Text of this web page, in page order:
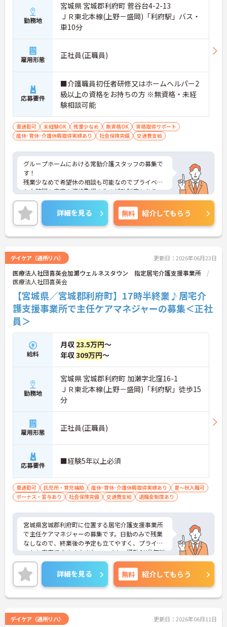
勤務地
宮城県 宮城郡利府町 菅谷台4-2-13
ＪＲ東北本線(上野－盛岡)「利府駅」バス・
車10分
雇用形態 正社員(正職員)
応募要件
■介護職員初任者研修又はホームヘルパー2
級以上の資格をお持ちの方 ※無資格・未経
験相談可能
車通勤可 未経験OK 残業少なめ 無資格OK
資格取得サポート
産休･育休･介護休暇取得実績あり
社会保険完備 交通費支給
グループホームにおける常勤介護スタッフの募集で
す！
残業少なめで希望休の相談も可能なのでプライベー
トな時間も充実！資格取得の為の補助制度もありス
キルアップを目指せる環境です！
ご興味ある方には、面接のポイントなど、さらに詳
細をお話致しますのでお気軽にご相談ください。
詳細を見る 無料 紹介してもらう
デイケア（通所リハ） 更新日：2026年06月23日
医療法人社団喜英会加瀬ウェルネスタウン 指定居宅介護支援事業所
医療法人社団喜英会
【宮城県／宮城郡利府町】17時半終業♪居宅介
護支援事業所で主任ケアマネジャーの募集＜正社
員＞
給料
月収 23.5万円～
年収309万円～
勤務地
宮城県 宮城郡利府町 加瀬字北窪16-1
ＪＲ東北本線(上野－盛岡)「利府駅」徒歩15
分
雇用形態 正社員(正職員)
応募要件 ■経験5年以上必須
車通勤可 託児所・育児補助 産休･育休･介護休暇取得実績あり
夏～秋入職可
ボーナス・賞与あり
社会保険完備 交通費支給 退職金制度あり
宮城県宮城郡利府町に位置する居宅介護支援事業所
で主任ケアマネジャーの募集です。日勤のみで残業
なしなので、終業後の予定も立てやすく、プライベ
ートも充実できます♪また、マイカー通勤OK◎無料
駐車場完備で便利です！ご興味のある方はご面接の
ポイントお伝えしますのでご気軽にお問い合わせく
ださい。
詳細を見る 無料 紹介してもらう
デイケア（通所リハ） 更新日：2026年06月11日